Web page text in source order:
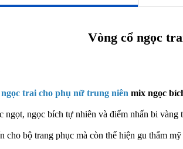
Vòng cổ ngọc
trai cho phụ nữ trung niên mix ngọc
ngọt, ngọc bích tự nhiên và điểm nhấn bi
cho bộ trang phục mà còn thể hiện gu thẩm